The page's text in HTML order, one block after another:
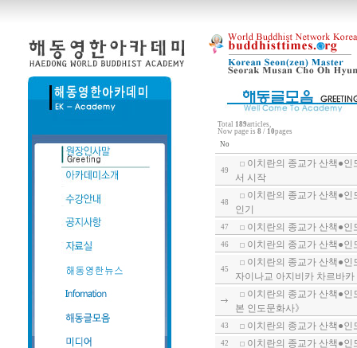
Total 189articles,
Now page is 8 / 10pages
No
49
이치란의 종교가 산책●인
서 시작
48
이치란의 종교가 산책●인
인기
47 이치란의 종교가 산책●인
46 이치란의 종교가 산책●인
45
이치란의 종교가 산책●인
자이나교 아지비카 차르바카
이치란의 종교가 산책●인
본 인도문화사》
43 이치란의 종교가 산책●인
42 이치란의 종교가 산책●인